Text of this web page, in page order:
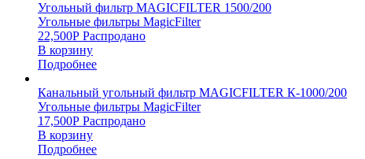
Угольный фильтр MAGICFILTER 1500/200
Угольные фильтры MagicFilter
22,500Р Распродано
В корзину
Подробнее
Канальный угольный фильтр MAGICFILTER К-1000/200
Угольные фильтры MagicFilter
17,500Р Распродано
В корзину
Подробнее